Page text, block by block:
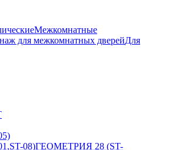
Межкомнатные
для межкомнатных дверейДля
08)ГЕОМЕТРИЯ 28 (ST-